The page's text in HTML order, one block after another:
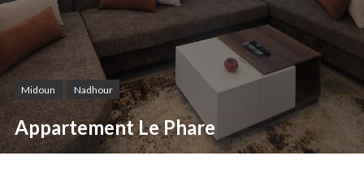
Midoun Nadhour
Appartement Le Phare